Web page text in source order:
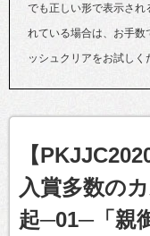
でも正しい形で表示され
れている場合は、お手数
ッシュクリアをお試しく
【
入賞多数の
起─01─「親